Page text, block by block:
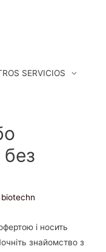
SERVICIOS
biotechn
і носить
знайомство з